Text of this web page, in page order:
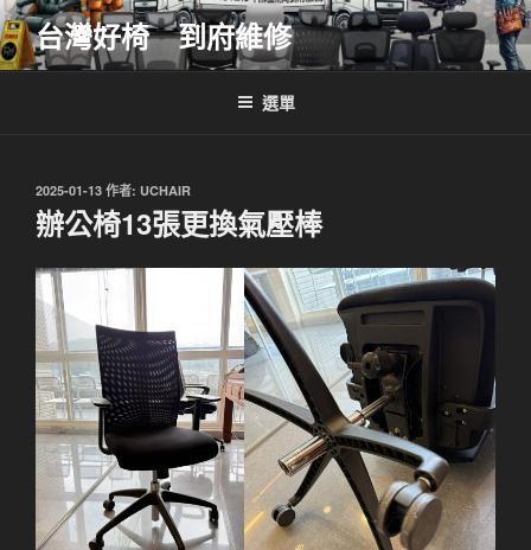
跳
至
主
台灣好椅 到府維修
選單
發
佈
於
2025-01-13 作者: UCHAIR
辦公椅13張更換氣壓棒